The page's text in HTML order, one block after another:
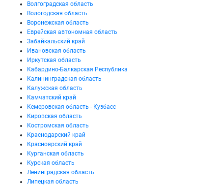
Волгоградская область
Вологодская область
Воронежская область
Еврейская автономная область
Забайкальский край
Ивановская область
Иркутская область
Кабардино-Балкарская Республика
Калининградская область
Калужская область
Камчатский край
Кемеровская область - Кузбасс
Кировская область
Костромская область
Краснодарский край
Красноярский край
Курганская область
Курская область
Ленинградская область
Липецкая область